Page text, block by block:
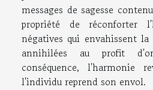
messages de sagesse
propriété de réconforter
négatives qui envahissent
annihilées au profit
conséquence,
l'individu reprend son envol.